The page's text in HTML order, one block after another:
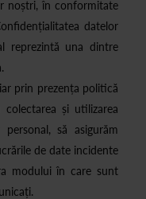
noștri, în conformitate
datelor
reprezintă una dintre
prin prezența politică
și utilizarea
să asigurăm
de date incidente
modului în care sunt